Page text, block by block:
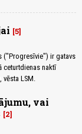
5
("Progresīvie") ir gatavs
ceturtdienas naktī
LSM.
vai
2